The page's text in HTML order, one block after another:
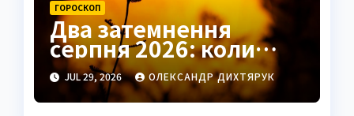
ГОРОСКОП
Два затемнення
серпня 2026: коли
чекати удачі в коханні
та грошах
JUL 29, 2026 ОЛЕКСАНДР ДИХТЯРУК